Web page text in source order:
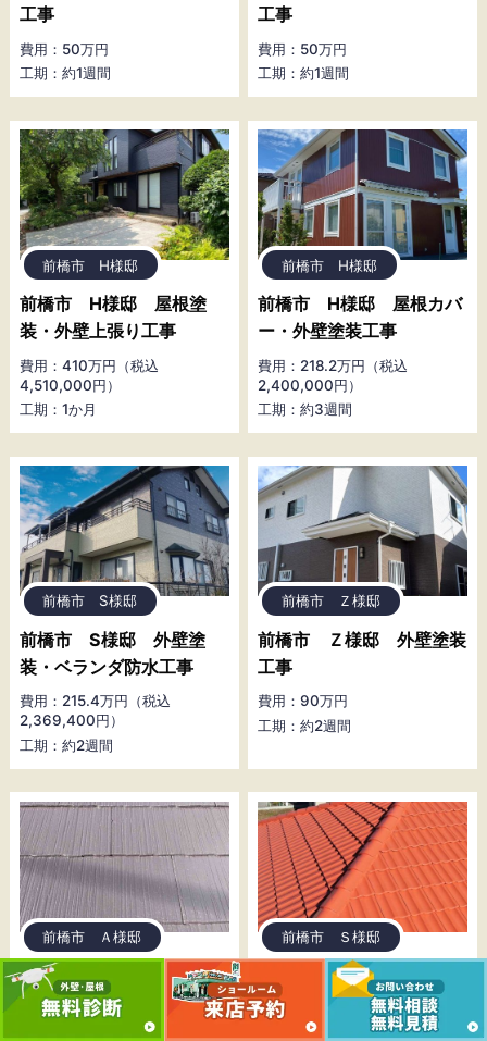
工事
費用：50万円
工期：約1週間
工事
費用：50万円
工期：約1週間
前橋市 H様邸
前橋市 H様邸 屋根塗
装・外壁上張り工事
費用：410万円（税込
4,510,000円）
工期：1か月
前橋市 H様邸
前橋市 H様邸 屋根カバ
ー・外壁塗装工事
費用：218.2万円（税込
2,400,000円）
工期：約3週間
前橋市 S様邸
前橋市 S様邸 外壁塗
装・ベランダ防水工事
費用：215.4万円（税込
2,369,400円）
工期：約2週間
前橋市 Ｚ様邸
前橋市 Ｚ様邸 外壁塗装
工事
費用：90万円
工期：約2週間
前橋市 Ａ様邸
前橋市 Ａ様邸 屋根塗装
工事
費用：40万円
前橋市 Ｓ様邸
前橋市 Ｓ様邸 屋根塗装
工事
費用：100万円